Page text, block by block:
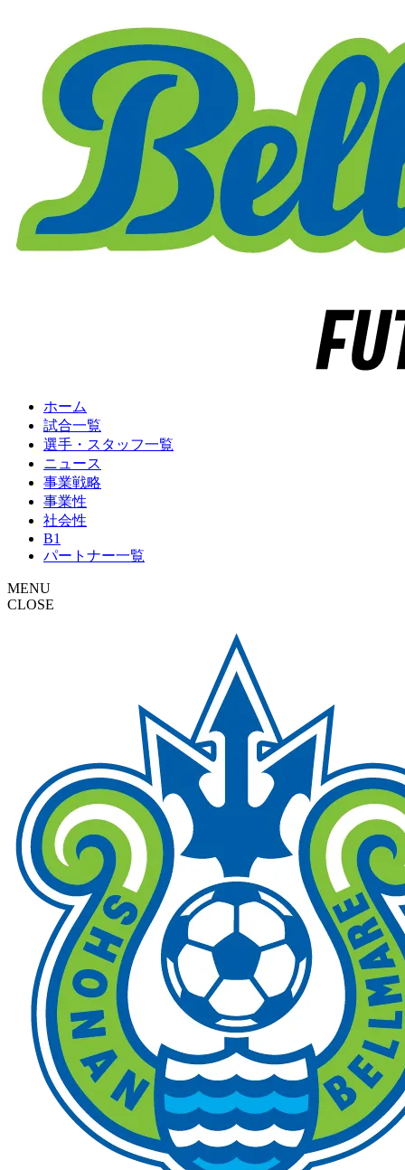
ホーム
試合一覧
選手・スタッフ一覧
ニュース
事業戦略
事業性
社会性
B1
パートナー一覧
MENU
CLOSE